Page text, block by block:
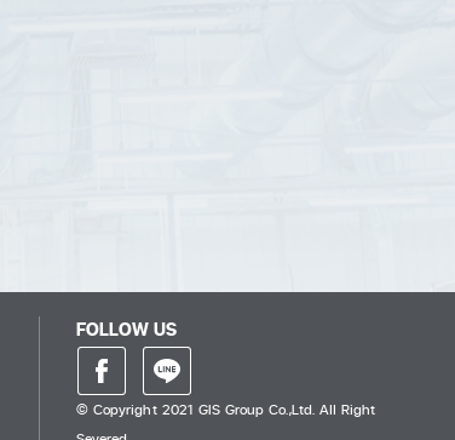
FOLLOW US
© Copyright 2021 GIS Group Co.,Ltd. All Right